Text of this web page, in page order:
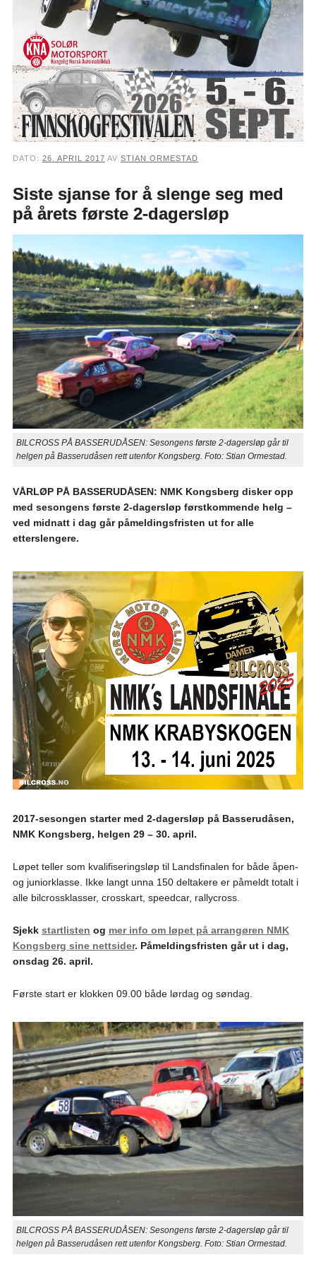
DATO: 26. APRIL 2017 AV STIAN ORMESTAD
Siste sjanse for å slenge seg med
på årets første 2-dagersløp
BILCROSS PÅ BASSERUDÅSEN: Sesongens første 2-dagersløp går til
helgen på Basserudåsen rett utenfor Kongsberg. Foto: Stian Ormestad.
VÅRLØP PÅ BASSERUDÅSEN: NMK Kongsberg disker opp
med sesongens første 2-dagersløp førstkommende helg –
ved midnatt i dag går påmeldingsfristen ut for alle
etterslengere.
2017-sesongen starter med 2-dagersløp på Basserudåsen,
NMK Kongsberg, helgen 29 – 30. april.
Løpet teller som kvalifiseringsløp til Landsfinalen for både åpen-
og juniorklasse. Ikke langt unna 150 deltakere er påmeldt totalt i
alle bilcrossklasser, crosskart, speedcar, rallycross.
Sjekk startlisten og mer info om løpet på arrangøren NMK
Kongsberg sine nettsider. Påmeldingsfristen går ut i dag,
onsdag 26. april.
Første start er klokken 09.00 både lørdag og søndag.
BILCROSS PÅ BASSERUDÅSEN: Sesongens første 2-dagersløp går til
helgen på Basserudåsen rett utenfor Kongsberg. Foto: Stian Ormestad.